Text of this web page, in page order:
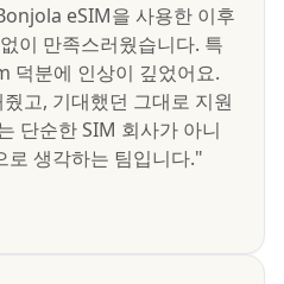
eSIM을 사용한 이후
이 만족스러웠습니다. 특
덕분에 인상이 깊었어요.
고, 기대했던 그대로 지원
단순한 SIM 회사가 아니
로 생각하는 팀입니다."